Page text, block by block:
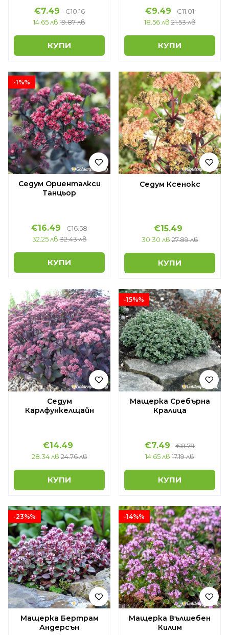
€7.49
€10.16
14.65 лв 19.87 лв
КУПИ
€9.49
€11.01
18.56 лв 21.53 лв
КУПИ
-1%%
Седум Ориенталкси
Танцьор
€16.49
€16.58
32.25 лв 32.43 лв
КУПИ
Седум Ксенокс
€15.49
30.30 лв 27.89 лв
КУПИ
Седум
Карлфункелщайн
€14.49
28.34 лв 24.76 лв
КУПИ
-15%%
Мащерка Сребърна
Кралица
€7.49
€8.79
14.65 лв 17.19 лв
КУПИ
-23%%
Мащерка Бертрам
Андерсън
-14%%
Мащерка Вълшебен
Килим